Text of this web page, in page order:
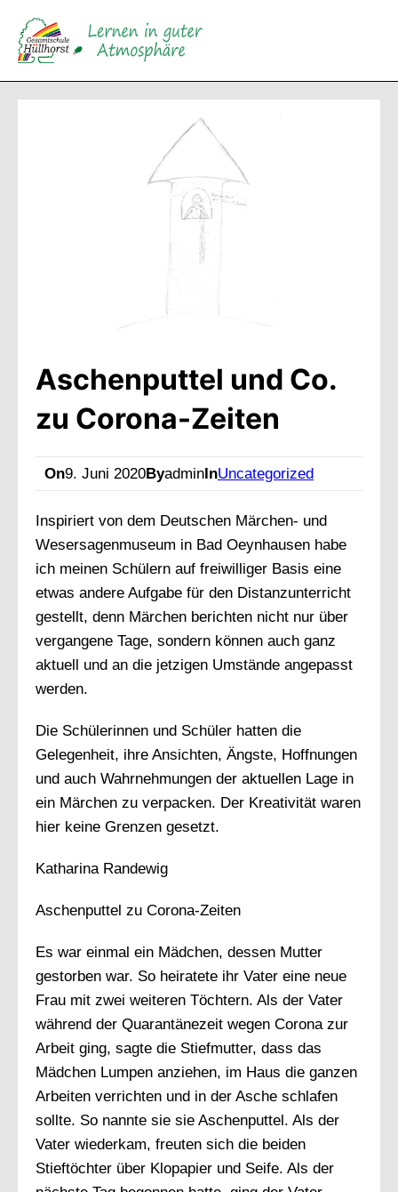
zum
Inhalt
wechseln
Aschenputtel und Co.
zu Corona-Zeiten
On9. Juni 2020ByadminInUncategorized
Inspiriert von dem Deutschen Märchen- und
Wesersagenmuseum in Bad Oeynhausen habe
ich meinen Schülern auf freiwilliger Basis eine
etwas andere Aufgabe für den Distanzunterricht
gestellt, denn Märchen berichten nicht nur über
vergangene Tage, sondern können auch ganz
aktuell und an die jetzigen Umstände angepasst
werden.
Die Schülerinnen und Schüler hatten die
Gelegenheit, ihre Ansichten, Ängste, Hoffnungen
und auch Wahrnehmungen der aktuellen Lage in
ein Märchen zu verpacken. Der Kreativität waren
hier keine Grenzen gesetzt.
Katharina Randewig
Aschenputtel zu Corona-Zeiten
Es war einmal ein Mädchen, dessen Mutter
gestorben war. So heiratete ihr Vater eine neue
Frau mit zwei weiteren Töchtern. Als der Vater
während der Quarantänezeit wegen Corona zur
Arbeit ging, sagte die Stiefmutter, dass das
Mädchen Lumpen anziehen, im Haus die ganzen
Arbeiten verrichten und in der Asche schlafen
sollte. So nannte sie sie Aschenputtel. Als der
Vater wiederkam, freuten sich die beiden
Stieftöchter über Klopapier und Seife. Als der